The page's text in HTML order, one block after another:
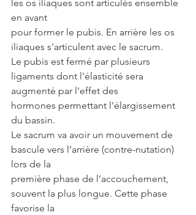
les os iliaques sont articulés ensemble
en avant
pour former le pubis. En arrière les os
iliaques s'articulent avec le sacrum.
Le pubis est fermé par plusieurs
ligaments dont l'élasticité sera
augmenté par l'effet des
hormones permettant l'élargissement
du bassin.
Le sacrum va avoir un mouvement de
bascule vers l’arrière (contre-nutation)
lors de la
première phase de l’accouchement,
souvent la plus longue. Cette phase
favorise la